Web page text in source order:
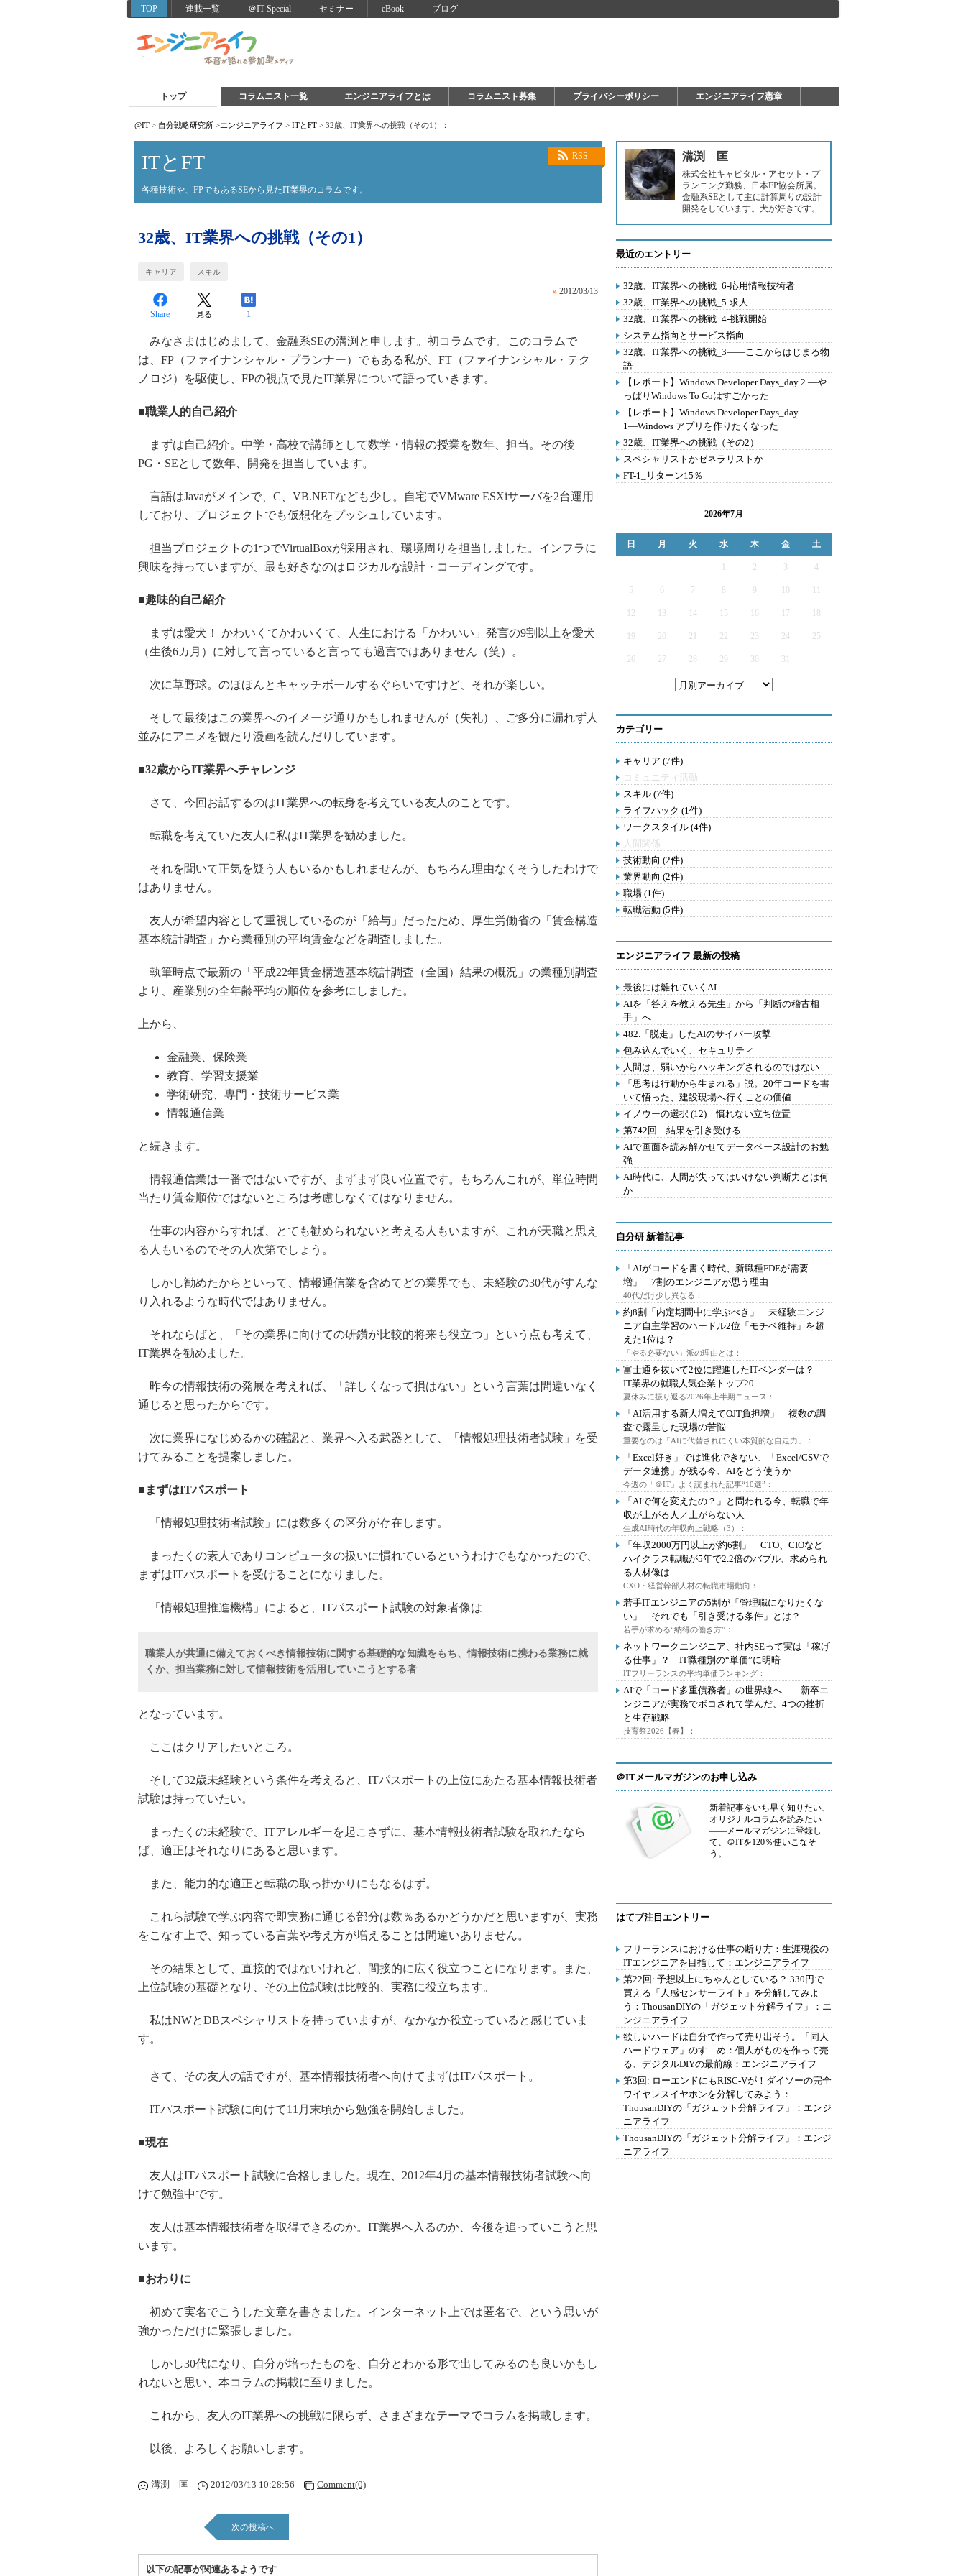
TOP 連載一覧 ＠IT Special セミナー eBook ブログ
トップ コラムニスト一覧 エンジニアライフとは コラムニスト募集 プライバシーポリシー エンジニアライフ憲章
@IT > 自分戦略研究所 >エンジニアライフ > ITとFT > 32歳、IT業界への挑戦（その1）：
RSS
ITとFT
各種技術や、FPでもあるSEから見たIT業界のコラムです。
32歳、IT業界への挑戦（その1）
キャリア スキル
» 2012/03/13
Share 見る 1
みなさまはじめまして、金融系SEの溝渕と申します。初コラムです。このコラムで
は、FP（ファイナンシャル・プランナー）でもある私が、FT（ファイナンシャル・テク
ノロジ）を駆使し、FPの視点で見たIT業界について語っていきます。
■職業人的自己紹介
まずは自己紹介。中学・高校で講師として数学・情報の授業を数年、担当。その後
PG・SEとして数年、開発を担当しています。
言語はJavaがメインで、C、VB.NETなども少し。自宅でVMware ESXiサーバを2台運用
しており、プロジェクトでも仮想化をプッシュしています。
担当プロジェクトの1つでVirtualBoxが採用され、環境周りを担当しました。インフラに
興味を持っていますが、最も好きなのはロジカルな設計・コーディングです。
■趣味的自己紹介
まずは愛犬！ かわいくてかわいくて、人生における「かわいい」発言の9割以上を愛犬
（生後6カ月）に対して言っていると言っても過言ではありません（笑）。
次に草野球。のほほんとキャッチボールするぐらいですけど、それが楽しい。
そして最後はこの業界へのイメージ通りかもしれませんが（失礼）、ご多分に漏れず人
並みにアニメを観たり漫画を読んだりしています。
■32歳からIT業界へチャレンジ
さて、今回お話するのはIT業界への転身を考えている友人のことです。
転職を考えていた友人に私はIT業界を勧めました。
それを聞いて正気を疑う人もいるかもしれませんが、もちろん理由なくそうしたわけで
はありません。
友人が希望内容として重視しているのが「給与」だったため、厚生労働省の「賃金構造
基本統計調査」から業種別の平均賃金などを調査しました。
執筆時点で最新の「平成22年賃金構造基本統計調査（全国）結果の概況」の業種別調査
より、産業別の全年齢平均の順位を参考にしました。
上から、
金融業、保険業
教育、学習支援業
学術研究、専門・技術サービス業
情報通信業
と続きます。
情報通信業は一番ではないですが、まずまず良い位置です。もちろんこれが、単位時間
当たり賃金順位ではないところは考慮しなくてはなりません。
仕事の内容からすれば、とても勧められないと考える人もいますが、これが天職と思え
る人もいるのでその人次第でしょう。
しかし勧めたからといって、情報通信業を含めてどの業界でも、未経験の30代がすんな
り入れるような時代ではありません。
それならばと、「その業界に向けての研鑽が比較的将来も役立つ」という点も考えて、
IT業界を勧めました。
昨今の情報技術の発展を考えれば、「詳しくなって損はない」という言葉は間違いなく
通じると思ったからです。
次に業界になじめるかの確認と、業界へ入る武器として、「情報処理技術者試験」を受
けてみることを提案しました。
■まずはITパスポート
「情報処理技術者試験」には数多くの区分が存在します。
まったくの素人でありコンピュータの扱いに慣れているというわけでもなかったので、
まずはITパスポートを受けることになりました。
「情報処理推進機構」によると、ITパスポート試験の対象者像は
職業人が共通に備えておくべき情報技術に関する基礎的な知識をもち、情報技術に携わる業務に就
くか、担当業務に対して情報技術を活用していこうとする者
となっています。
ここはクリアしたいところ。
そして32歳未経験という条件を考えると、ITパスポートの上位にあたる基本情報技術者
試験は持っていたい。
まったくの未経験で、ITアレルギーを起こさずに、基本情報技術者試験を取れたなら
ば、適正はそれなりにあると思います。
また、能力的な適正と転職の取っ掛かりにもなるはず。
これら試験で学ぶ内容で即実務に通じる部分は数％あるかどうかだと思いますが、実務
をこなす上で、知っている言葉や考え方が増えることは間違いありません。
その結果として、直接的ではないけれど、間接的に広く役立つことになります。また、
上位試験の基礎となり、その上位試験は比較的、実務に役立ちます。
私はNWとDBスペシャリストを持っていますが、なかなか役立っていると感じていま
す。
さて、その友人の話ですが、基本情報技術者へ向けてまずはITパスポート。
ITパスポート試験に向けて11月末頃から勉強を開始しました。
■現在
友人はITパスポート試験に合格しました。現在、2012年4月の基本情報技術者試験へ向
けて勉強中です。
友人は基本情報技術者を取得できるのか。IT業界へ入るのか、今後を追っていこうと思
います。
■おわりに
初めて実名でこうした文章を書きました。インターネット上では匿名で、という思いが
強かっただけに緊張しました。
しかし30代になり、自分が培ったものを、自分とわかる形で出してみるのも良いかもし
れないと思い、本コラムの掲載に至りました。
これから、友人のIT業界への挑戦に限らず、さまざまなテーマでコラムを掲載します。
以後、よろしくお願いします。
溝渕 匡 2012/03/13 10:28:56 Comment(0)
次の投稿へ
以下の記事が関連あるようです
溝渕 匡
株式会社キャピタル・アセット・プ
ランニング勤務、日本FP協会所属。
金融系SEとして主に計算周りの設計
開発をしています。犬が好きです。
最近のエントリー
32歳、IT業界への挑戦_6-応用情報技術者
32歳、IT業界への挑戦_5-求人
32歳、IT業界への挑戦_4-挑戦開始
システム指向とサービス指向
32歳、IT業界への挑戦_3――ここからはじまる物
語
【レポート】Windows Developer Days_day 2 ―や
っぱりWindows To Goはすごかった
【レポート】Windows Developer Days_day
1―Windows アプリを作りたくなった
32歳、IT業界への挑戦（その2）
スペシャリストかゼネラリストか
FT-1_リターン15％
2026年7月
日 月 火 水 木 金 土
2 3 4
5 6 7 9
12 13 14 15 16 17
19 20 21 22 23 24 25
26 27 28 29 30 31
カテゴリー
キャリア (7件)
コミュニティ活動
スキル (7件)
ライフハック (1件)
ワークスタイル (4件)
人間関係
技術動向 (2件)
業界動向 (2件)
職場 (1件)
転職活動 (5件)
エンジニアライフ 最新の投稿
最後には離れていくAI
AIを「答えを教える先生」から「判断の稽古相
手」へ
482.「脱走」したAIのサイバー攻撃
包み込んでいく、セキュリティ
人間は、弱いからハッキングされるのではない
「思考は行動から生まれる」説。20年コードを書
いて悟った、建設現場へ行くことの価値
イノウーの選択 (12) 慣れない立ち位置
第742回 結果を引き受ける
AIで画面を読み解かせてデータベース設計のお勉
強
AI時代に、人間が失ってはいけない判断力とは何
か
自分研 新着記事
「AIがコードを書く時代、新職種FDEが需要
増」 7割のエンジニアが思う理由
40代だけ少し異なる：
約8割「内定期間中に学ぶべき」 未経験エンジ
ニア自主学習のハードル2位「モチベ維持」を超
えた1位は？
「やる必要ない」派の理由とは：
富士通を抜いて2位に躍進したITベンダーは？
IT業界の就職人気企業トップ20
夏休みに振り返る2026年上半期ニュース：
「AI活用する新人増えてOJT負担増」 複数の調
査で露呈した現場の苦悩
重要なのは「AIに代替されにくい本質的な自走力」：
「Excel好き」では進化できない、「Excel/CSVで
データ連携」が残る今、AIをどう使うか
今週の「＠IT」よく読まれた記事“10選”：
「AIで何を変えたの？」と問われる今、転職で年
収が上がる人／上がらない人
生成AI時代の年収向上戦略（3）：
「年収2000万円以上が約6割」 CTO、CIOなど
ハイクラス転職が5年で2.2倍のバブル、求められ
る人材像は
CXO・経営幹部人材の転職市場動向：
若手ITエンジニアの5割が「管理職になりたくな
い」 それでも「引き受ける条件」とは？
若手が求める“納得の働き方”：
ネットワークエンジニア、社内SEって実は「稼げ
る仕事」？ IT職種別の“単価”に明暗
ITフリーランスの平均単価ランキング：
AIで「コード多重債務者」の世界線へ――新卒エ
ンジニアが実務でボコされて学んだ、4つの挫折
と生存戦略
技育祭2026【春】：
＠ITメールマガジンのお申し込み
新着記事をいち早く知りたい、
オリジナルコラムを読みたい
――メールマガジンに登録し
て、＠ITを120％使いこなそ
う。
はてブ注目エントリー
フリーランスにおける仕事の断り方：生涯現役の
ITエンジニアを目指して：エンジニアライフ
第22回: 予想以上にちゃんとしている？ 330円で
買える「人感センサーライト」を分解してみよ
う：ThousanDIYの「ガジェット分解ライフ」：エ
ンジニアライフ
欲しいハードは自分で作って売り出そう。「同人
ハードウェア」のすゝめ：個人がものを作って売
る、デジタルDIYの最前線：エンジニアライフ
第3回: ローエンドにもRISC-Vが！ダイソーの完全
ワイヤレスイヤホンを分解してみよう：
ThousanDIYの「ガジェット分解ライフ」：エンジ
ニアライフ
ThousanDIYの「ガジェット分解ライフ」：エンジ
ニアライフ